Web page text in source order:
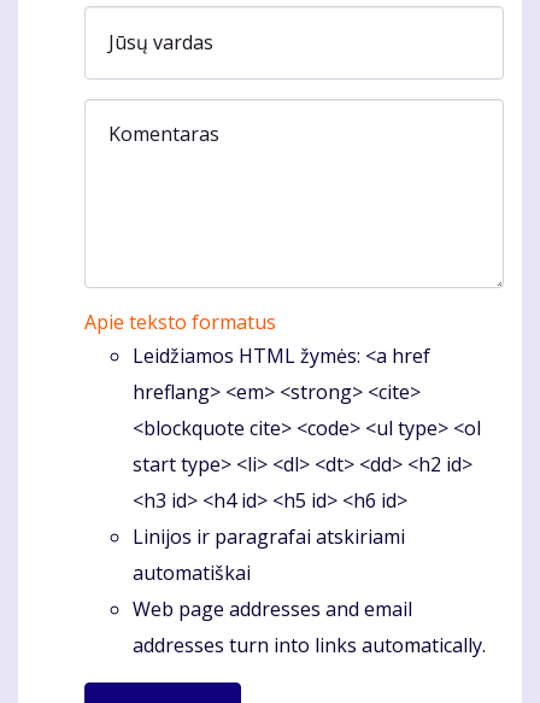
Jūsų vardas
Komentaras
Apie teksto formatus
Leidžiamos HTML žymės: <a href
hreflang> <em> <strong> <cite>
<blockquote cite> <code> <ul type> <ol
start type> <li> <dl> <dt> <dd> <h2 id>
<h3 id> <h4 id> <h5 id> <h6 id>
Linijos ir paragrafai atskiriami
automatiškai
Web page addresses and email
addresses turn into links automatically.